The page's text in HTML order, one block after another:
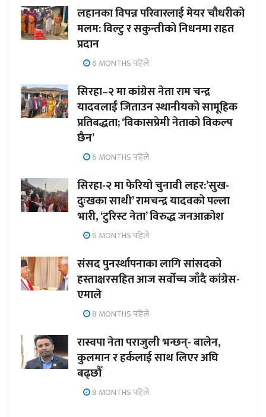
लहानका विपन्न परिवारलाई मेयर चौधरीको
मलम: विल्टु र सकुन्तीको निधनमा राहत
प्रदान
6 MONTHS पहिले
सिरहा–२ मा कांग्रेस नेता राम चन्द्र
यादवलाई जिताउन स्थानीयको सामूहिक
प्रतिबद्धता; ‘विकासप्रेमी नेताको विकल्प
छैन’
6 MONTHS पहिले
सिरहा-२ मा फेरियो चुनावी लहर:’सुख-
दुःखका साथी’ रामचन्द्र यादवको पल्ला
भारी, ‘टुरिस्ट नेता’ विरुद्ध जनआक्रोश
6 MONTHS पहिले
संसद पुनर्स्थापनाका लागि सांसदको
हस्ताक्षरसहित आज सर्वोच्च जाँदै कांग्रेस-
एमाले
8 MONTHS पहिले
रास्वपा नेता पराजुली भन्छन्- बालेन,
कुलमान र हर्कलाई साथ लिएर अघि
बढ्छौँ
8 MONTHS पहिले